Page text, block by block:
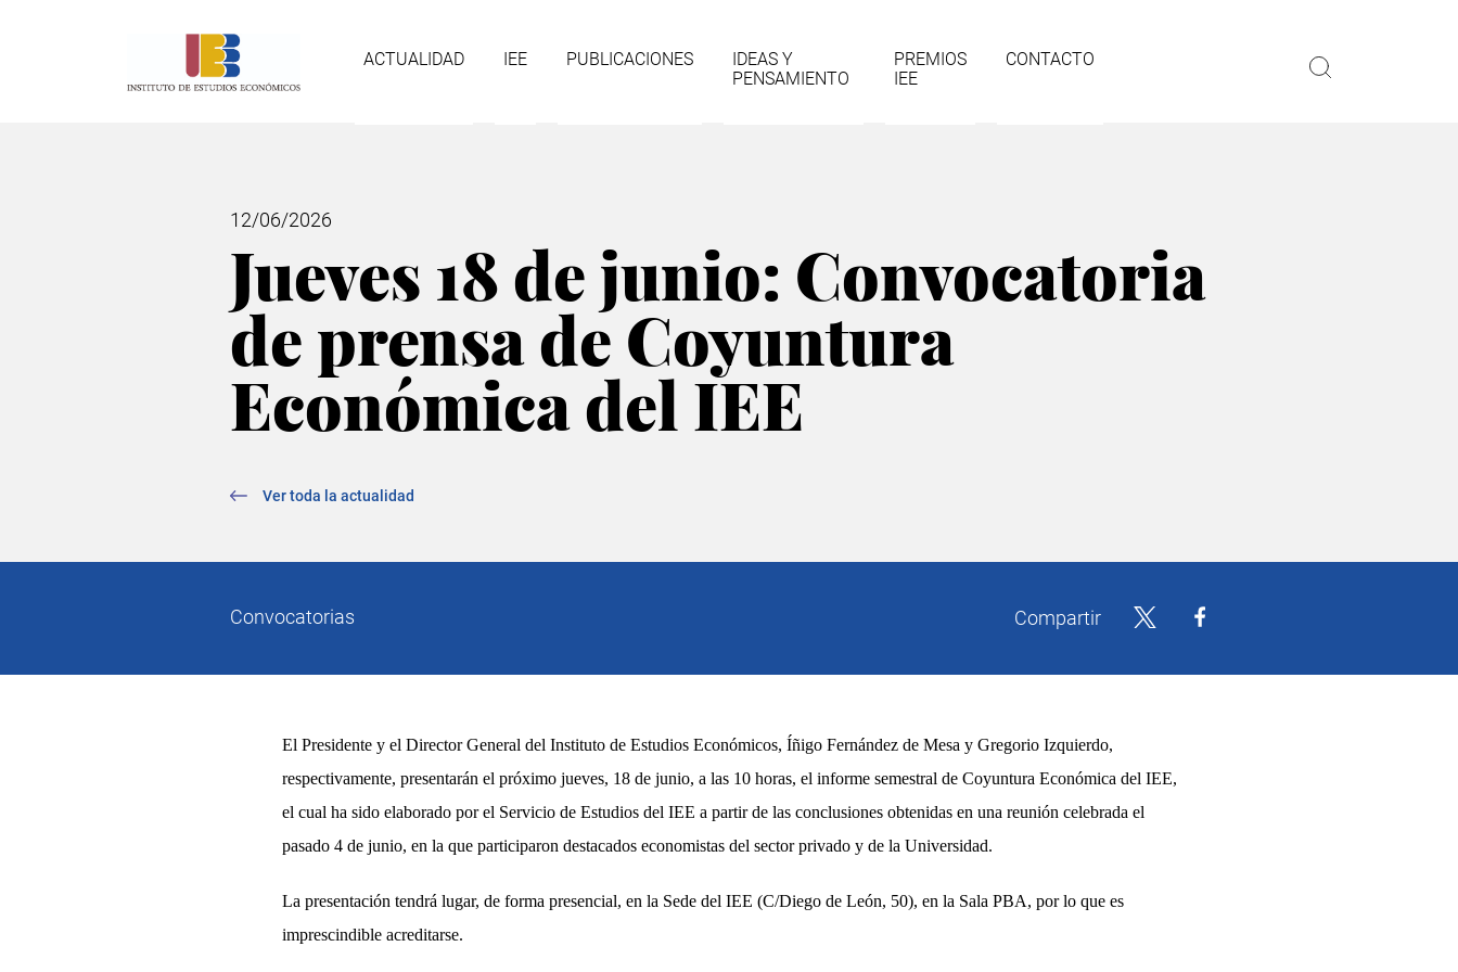
Navegación
ACTUALIDAD IEE PUBLICACIONES
IDEAS Y
PENSAMIENTO
PREMIOS
IEE
CONTACTO
12/06/2026
Jueves 18 de junio: Convocatoria
de prensa de Coyuntura
Económica del IEE
Ver toda la actualidad
Convocatorias Compartir
El Presidente y el Director General del Instituto de Estudios Económicos, Íñigo Fernández de Mesa y Gregorio Izquierdo,
respectivamente, presentarán el próximo jueves, 18 de junio, a las10horas, el informe semestral deCoyuntura Económica del IEE,
el cual ha sido elaborado por el Servicio de Estudios del IEE a partir de las conclusiones obtenidas en una reunión celebrada el
pasado 4 de junio, en la que participaron destacados economistas del sector privado y de la Universidad.
La presentación tendrá lugar, de forma presencial, en la Sede del IEE (C/Diego de León, 50), en la Sala PBA, por lo que es
imprescindible acreditarse.